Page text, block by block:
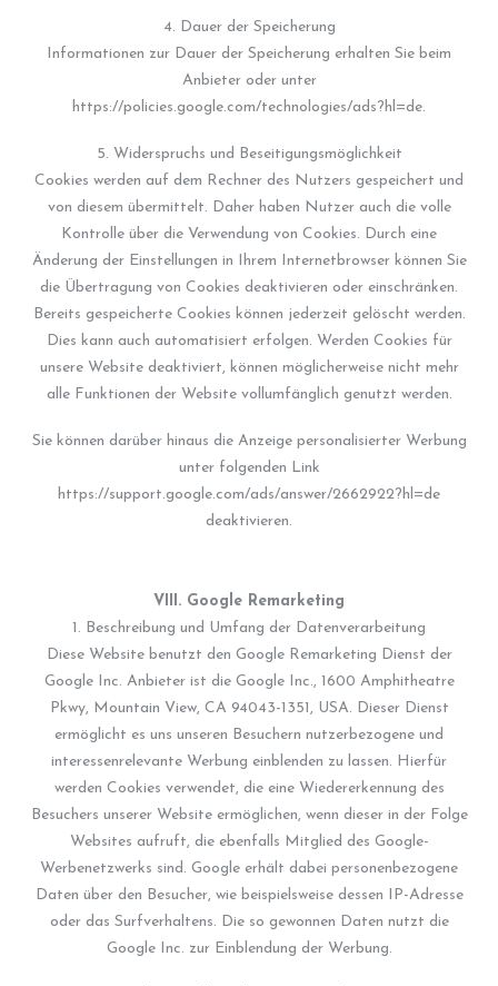
4. Dauer der Speicherung
Informationen zur Dauer der Speicherung erhalten Sie beim
Anbieter oder unter
https://policies.google.com/technologies/ads?hl=de.
5. Widerspruchs und Beseitigungsmöglichkeit
Cookies werden auf dem Rechner des Nutzers gespeichert und
von diesem übermittelt. Daher haben Nutzer auch die volle
Kontrolle über die Verwendung von Cookies. Durch eine
Änderung der Einstellungen in Ihrem Internetbrowser können Sie
die Übertragung von Cookies deaktivieren oder einschränken.
Bereits gespeicherte Cookies können jederzeit gelöscht werden.
Dies kann auch automatisiert erfolgen. Werden Cookies für
unsere Website deaktiviert, können möglicherweise nicht mehr
alle Funktionen der Website vollumfänglich genutzt werden.
Sie können darüber hinaus die Anzeige personalisierter Werbung
unter folgenden Link
https://support.google.com/ads/answer/2662922?hl=de
deaktivieren.
VIII. Google Remarketing
1. Beschreibung und Umfang der Datenverarbeitung
Diese Website benutzt den Google Remarketing Dienst der
Google Inc. Anbieter ist die Google Inc., 1600 Amphitheatre
Pkwy, Mountain View, CA 94043-1351, USA. Dieser Dienst
ermöglicht es uns unseren Besuchern nutzerbezogene und
interessenrelevante Werbung einblenden zu lassen. Hierfür
werden Cookies verwendet, die eine Wiedererkennung des
Besuchers unserer Website ermöglichen, wenn dieser in der Folge
Websites aufruft, die ebenfalls Mitglied des Google-
Werbenetzwerks sind. Google erhält dabei personenbezogene
Daten über den Besucher, wie beispielsweise dessen IP-Adresse
oder das Surfverhaltens. Die so gewonnen Daten nutzt die
Google Inc. zur Einblendung der Werbung.